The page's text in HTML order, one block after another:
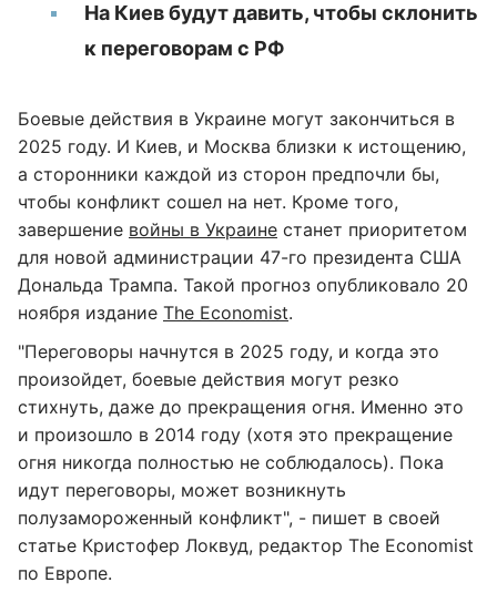
На Киев будут давить, чтобы склонить
к переговорам с РФ
Боевые действия в Украине могут закончиться в
2025 году. И Киев, и Москва близки к истощению,
а сторонники каждой из сторон предпочли бы,
чтобы конфликт сошел на нет. Кроме того,
завершение войны в Украине станет приоритетом
для новой администрации 47-го президента США
Дональда Трампа. Такой прогноз опубликовало 20
ноября издание The Economist.
"Переговоры начнутся в 2025 году, и когда это
произойдет, боевые действия могут резко
стихнуть, даже до прекращения огня. Именно это
и произошло в 2014 году (хотя это прекращение
огня никогда полностью не соблюдалось). Пока
идут переговоры, может возникнуть
полузамороженный конфликт", - пишет в своей
статье Кристофер Локвуд, редактор The Economist
по Европе.